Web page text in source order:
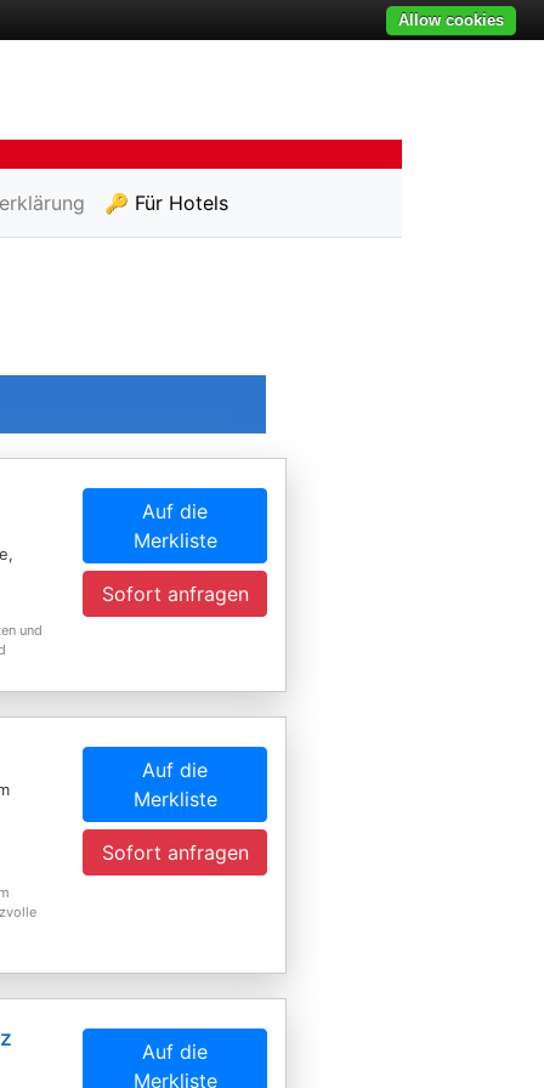
🔑 Für Hotels
und
Auf die
Merkliste
Sofort anfragen
Auf die
Merkliste
Sofort anfragen
Auf die
Merkliste
Allow cookies